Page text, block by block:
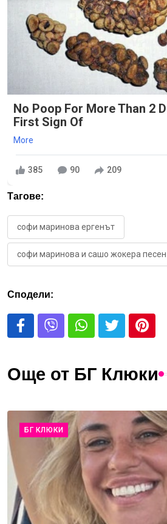
No Poop For More Than 2
First Sign Of
More
385 90 209
Тагове:
софи маринова ергенът
софи маринова и сашо жокера песен
Сподели:
Още от БГ Клюки
БГ КЛЮКИ